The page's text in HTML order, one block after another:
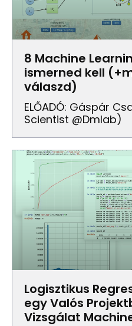
8 Machine
ismerned kell
válaszd)
ELŐADÓ: Gáspár
Scientist @dmlab)
Logisztikus
egy Valós
Vizsgálat